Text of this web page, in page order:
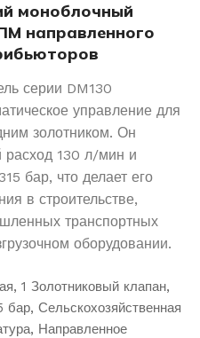
моноблочный
направленного
серии DM130
управление для
золотником. Он
расход 130 л/мин и
бар, что делает его
в строительстве,
транспортных
оборудовании.
, 1 Золотниковый клапан,
бар, Сельскохозяйственная
, Направленное